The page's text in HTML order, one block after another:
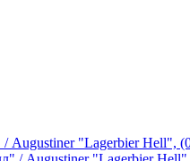
"Lagerbier Hell",